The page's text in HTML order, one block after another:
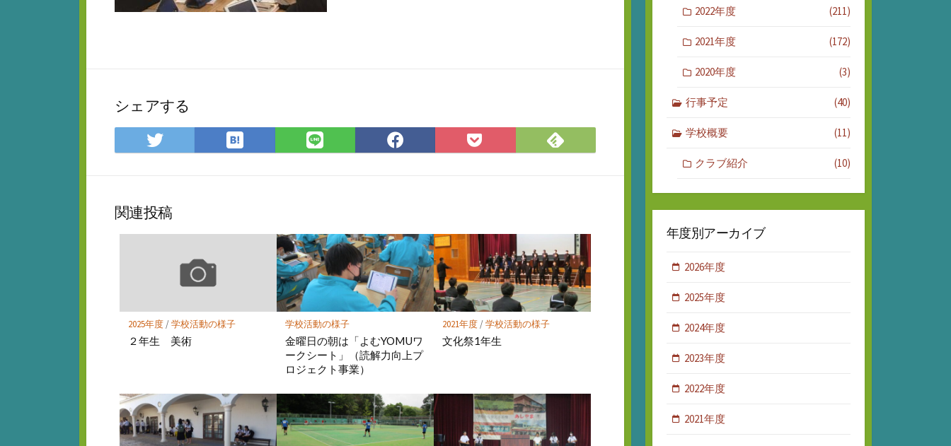
シェアする
Twitter
で
ア
は
て
マ
保
LINE
で
Facebook
で
Pocket
に
Feedly
で
関連投稿
2025年度/学校活動の様子
２年生 美術
学校活動の様子
金曜日の朝は「よむYOMUワ
ークシート」（読解力向上プ
ロジェクト事業）
2021年度/学校活動の様子
文化祭1年生
2022年度 (211)
2021年度 (172)
2020年度 (3)
行事予定 (40)
学校概要 (11)
クラブ紹介 (10)
年度別アーカイブ
2026年度
2025年度
2024年度
2023年度
2022年度
2021年度